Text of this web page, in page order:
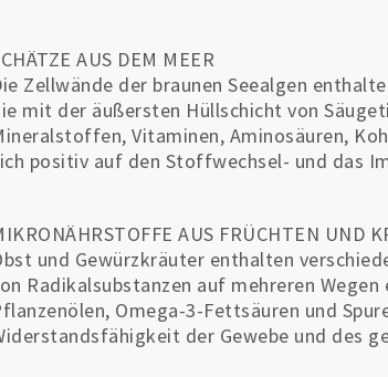
AUS DEM MEER
Zellwände der braunen Seealgen
mit der äußersten Hüllschicht von
Vitaminen, Aminosäuren,
positiv auf den Stoffwechsel- und das
AUS FRÜCHTEN UND
und Gewürzkräuter enthalten
Radikalsubstanzen auf mehreren
Omega-3-Fettsäuren und
der Gewebe und des